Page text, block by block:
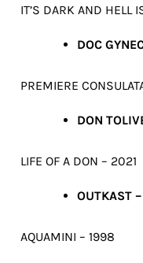
IT’S DARK AND HELL
DOC
PREMIERE
DON
LIFE OF A DON – 2021
OUTKAST
AQUAMINI – 1998